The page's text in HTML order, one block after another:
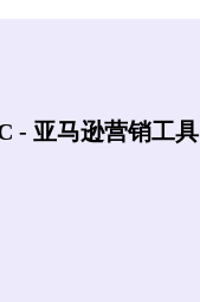
- 亚马逊营销工具